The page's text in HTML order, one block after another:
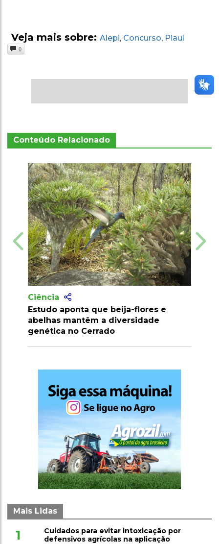
Veja mais sobre: Alepi, Concurso, Piauí
0
Conteúdo Relacionado
flores e
Pesquisa desenvolve palma
resistente a pragas e amplia
econômico
Mais Lidas
1
Cuidados para evitar intoxicação por
defensivos agrícolas na aplicação